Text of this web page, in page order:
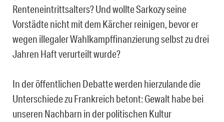
Renteneintrittsalters? Und wollte Sarkozy seine
Vorstädte nicht mit dem Kärcher reinigen, bevor er
wegen illegaler Wahlkampffinanzierung selbst zu drei
Jahren Haft verurteilt wurde?
In der öffentlichen Debatte werden hierzulande die
Unterschiede zu Frankreich betont: Gewalt habe bei
unseren Nachbarn in der politischen Kultur